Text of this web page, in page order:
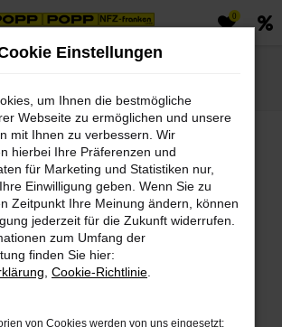
0
Volvo XC90
mit
nach Jena
in Jena –
und
Einstellungen
um Ihnen die bestmögliche
Webseite zu ermöglichen und unsere
mit Ihnen zu verbessern. Wir
hierbei Ihre Präferenzen und
für Marketing und Statistiken nur,
Einwilligung geben. Wenn Sie zu
Zeitpunkt Ihre Meinung ändern, können
jederzeit für die Zukunft widerrufen.
zum Umfang der
finden Sie hier:
Cookie-Richtlinie
von Cookies werden von uns eingesetzt: